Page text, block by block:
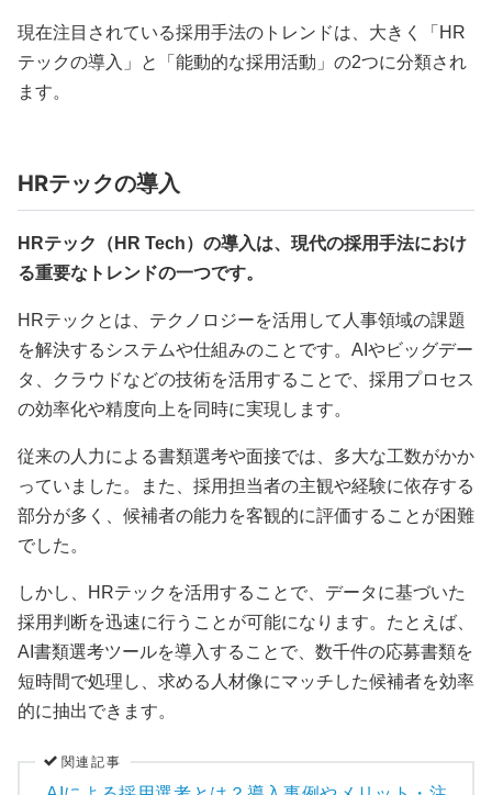
現在注目されている採用手法のトレンドは、大きく「HR
テックの導入」と「能動的な採用活動」の2つに分類され
ます。
HRテックの導入
HRテック（HR Tech）の導入は、現代の採用手法におけ
る重要なトレンドの一つです。
HRテックとは、テクノロジーを活用して人事領域の課題
を解決するシステムや仕組みのことです。AIやビッグデー
タ、クラウドなどの技術を活用することで、採用プロセス
の効率化や精度向上を同時に実現します。
従来の人力による書類選考や面接では、多大な工数がかか
っていました。また、採用担当者の主観や経験に依存する
部分が多く、候補者の能力を客観的に評価することが困難
でした。
しかし、HRテックを活用することで、データに基づいた
採用判断を迅速に行うことが可能になります。たとえば、
AI書類選考ツールを導入することで、数千件の応募書類を
短時間で処理し、求める人材像にマッチした候補者を効率
的に抽出できます。
関連記事